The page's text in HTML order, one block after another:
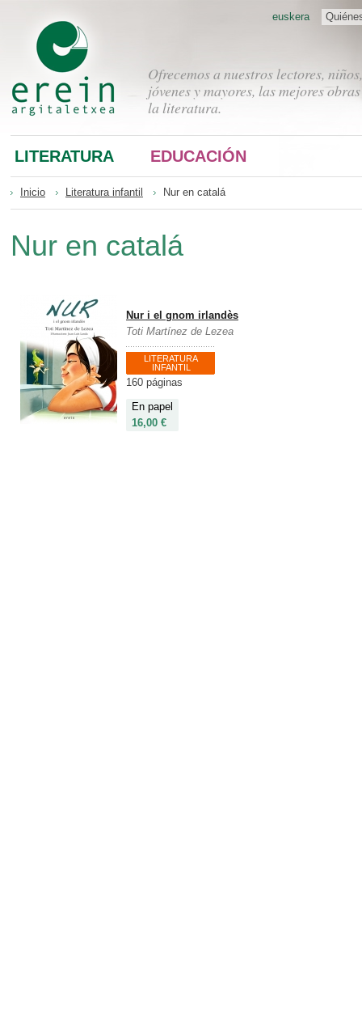
Ofrecemos a nuestros lectores, niños,
jóvenes y mayores, las mejores
la literatura.
euskera
LITERATURA EDUCACIÓN
Inicio Literatura infantil Nur en catalá
Nur en catalá
Nur i el gnom irlandès
Toti Martínez de Lezea
LITERATURA
INFANTIL
160 páginas
En papel
16,00 €